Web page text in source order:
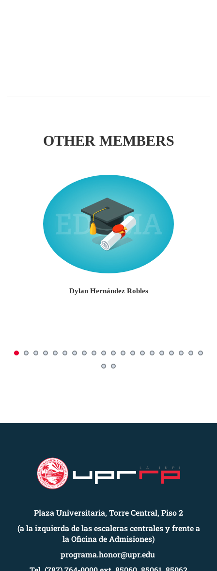
OTHER MEMBERS
Dylan Hernández Robles
Plaza Universitaria, Torre Central, Piso 2
(a la izquierda de las escaleras centrales y frente a
la Oficina de Admisiones)
programa.honor@upr.edu